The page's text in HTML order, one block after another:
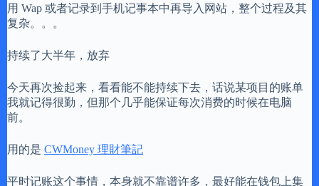
用 Wap 或者记录到手机记事本中再导入网站，整个过程及其
复杂。。。
持续了大半年，放弃
今天再次捡起来，看看能不能持续下去，话说某项目的账单
我就记得很勤，但那个几乎能保证每次消费的时候在电脑
前。
用的是 CWMoney 理財筆記
平时记账这个事情，本身就不靠谱许多，最好能在钱包上集